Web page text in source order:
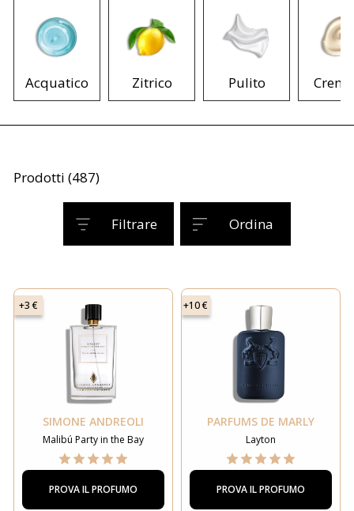
Acquatico Zitrico Pulito
Prodotti (487)
Filtrare Ordina
+3 €
SIMONE ANDREOLI
Malibú Party in the Bay
PROVA IL PROFUMO
+10 €
PARFUMS DE MARLY
Layton
PROVA IL PROFUMO